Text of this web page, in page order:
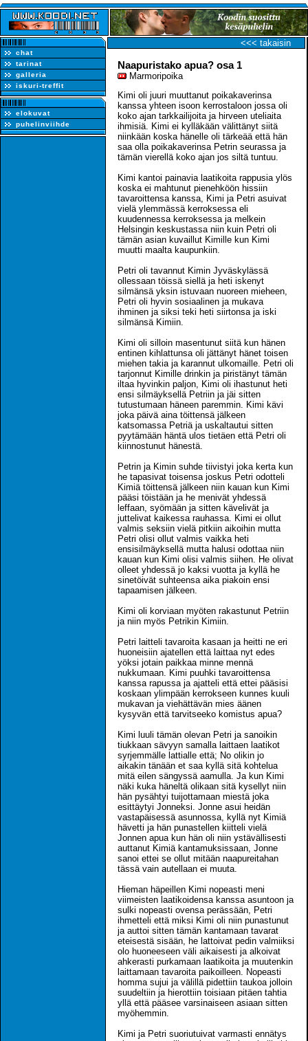
chat
tarinat
galleria
iskuri-treffit
elokuvat
puhelinviihde
<<< takaisin
Naapuristako apua? osa 1
Marmoripoika
Kimi oli juuri muuttanut poikakaverinsa
kanssa yhteen isoon kerrostaloon jossa oli
koko ajan tarkkailijoita ja hirveen uteliaita
ihmisiä. Kimi ei kylläkään välittänyt siitä
niinkään koska hänelle oli tärkeää että hän
saa olla poikakaverinsa Petrin seurassa ja
tämän vierellä koko ajan jos siltä tuntuu.
Kimi kantoi painavia laatikoita rappusia ylös
koska ei mahtunut pienehköön hissiin
tavaroittensa kanssa, Kimi ja Petri asuivat
vielä ylemmässä kerroksessa eli
kuudennessa kerroksessa ja melkein
Helsingin keskustassa niin kuin Petri oli
tämän asian kuvaillut Kimille kun Kimi
muutti maalta kaupunkiin.
Petri oli tavannut Kimin Jyväskylässä
ollessaan töissä siellä ja heti iskenyt
silmänsä yksin istuvaan nuoreen mieheen,
Petri oli hyvin sosiaalinen ja mukava
ihminen ja siksi teki heti siirtonsa ja iski
silmänsä Kimiin.
Kimi oli silloin masentunut siitä kun hänen
entinen kihlattunsa oli jättänyt hänet toisen
miehen takia ja karannut ulkomaille. Petri oli
tarjonnut Kimille drinkin ja piristänyt tämän
iltaa hyvinkin paljon, Kimi oli ihastunut heti
ensi silmäyksellä Petriin ja jäi sitten
tutustumaan häneen paremmin. Kimi kävi
joka päivä aina töittensä jälkeen
katsomassa Petriä ja uskaltautui sitten
pyytämään häntä ulos tietäen että Petri oli
kiinnostunut hänestä.
Petrin ja Kimin suhde tiivistyi joka kerta kun
he tapasivat toisensa joskus Petri odotteli
Kimiä töittensä jälkeen niin kauan kun Kimi
pääsi töistään ja he menivät yhdessä
leffaan, syömään ja sitten kävelivät ja
juttelivat kaikessa rauhassa. Kimi ei ollut
valmis seksiin vielä pitkiin aikoihin mutta
Petri olisi ollut valmis vaikka heti
ensisilmäyksellä mutta halusi odottaa niin
kauan kun Kimi olisi valmis siihen. He olivat
olleet yhdessä jo kaksi vuotta ja kyllä he
sinetöivät suhteensa aika piakoin ensi
tapaamisen jälkeen.
Kimi oli korviaan myöten rakastunut Petriin
ja niin myös Petrikin Kimiin.
Petri laitteli tavaroita kasaan ja heitti ne eri
huoneisiin ajatellen että laittaa nyt edes
yöksi jotain paikkaa minne mennä
nukkumaan. Kimi puuhki tavaroittensa
kanssa rapussa ja ajatteli että ettei pääsisi
koskaan ylimpään kerrokseen kunnes kuuli
mukavan ja viehättävän mies äänen
kysyvän että tarvitseeko komistus apua?
Kimi luuli tämän olevan Petri ja sanoikin
tiukkaan sävyyn samalla laittaen laatikot
syrjemmälle lattialle että; No olikin jo
aikakin tänään et saa kyllä sitä kohtelua
mitä eilen sängyssä aamulla. Ja kun Kimi
näki kuka häneltä olikaan sitä kysellyt niin
hän pysähtyi tuijottamaan miestä joka
esittäytyi Jonneksi. Jonne asui heidän
vastapäisessä asunnossa, kyllä nyt Kimiä
hävetti ja hän punastellen kiitteli vielä
Jonnen apua kun hän oli niin ystävällisesti
auttanut Kimiä kantamuksissaan, Jonne
sanoi ettei se ollut mitään naapureitahan
tässä vain autellaan ei muuta.
Hieman häpeillen Kimi nopeasti meni
viimeisten laatikoidensa kanssa asuntoon ja
sulki nopeasti ovensa perässään, Petri
ihmetteli että miksi Kimi oli niin punastunut
ja auttoi sitten tämän kantamaan tavarat
eteisestä sisään, he lattoivat pedin valmiiksi
olo huoneeseen väli aikaisesti ja alkoivat
ahkerasti purkamaan laatikoita ja muutenkin
laittamaan tavaroita paikoilleen. Nopeasti
homma sujui ja välillä pidettiin taukoa jolloin
suudeltiin ja hierottiin toisiaan pitäen tahtia
yllä että pääsee varsinaiseen asiaan sitten
myöhemmin.
Kimi ja Petri suoriutuivat varmasti ennätys